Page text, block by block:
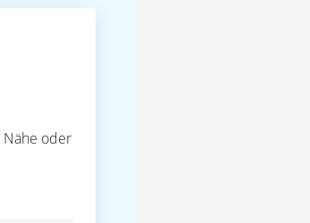
oder